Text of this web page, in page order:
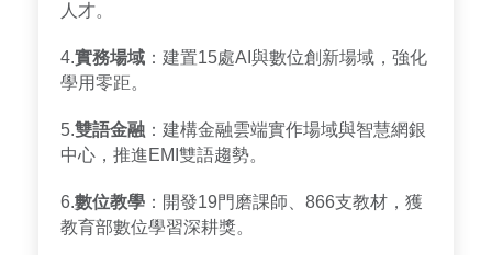
人才。
4.實務場域 ：建置15處AI與數位創新場域，強化
學用零距。
5.雙語金融 ：建構金融雲端實作場域與智慧網銀
中心，推進EMI雙語趨勢。
6.數位教學 ：開發19門磨課師、866支教材，獲
教育部數位學習深耕獎。